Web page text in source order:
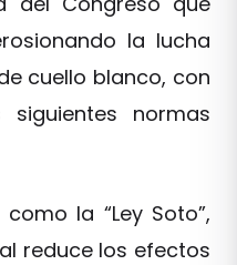
la lucha
cuello blanco, con
normas
como la “Ley Soto”,
reduce los efectos